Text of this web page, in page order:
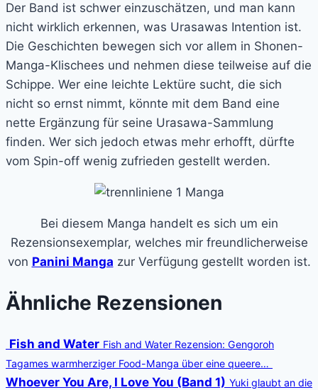
Der Band ist schwer einzuschätzen, und man kann
nicht wirklich erkennen, was Urasawas Intention ist.
Die Geschichten bewegen sich vor allem in Shonen-
Manga-Klischees und nehmen diese teilweise auf die
Schippe. Wer eine leichte Lektüre sucht, die sich
nicht so ernst nimmt, könnte mit dem Band eine
nette Ergänzung für seine Urasawa-Sammlung
finden. Wer sich jedoch etwas mehr erhofft, dürfte
vom Spin-off wenig zufrieden gestellt werden.
Bei diesem Manga handelt es sich um ein
Rezensionsexemplar, welches mir freundlicherweise
von Panini Manga zur Verfügung gestellt worden ist.
Ähnliche Rezensionen
Fish and Water Fish and Water Rezension: Gengoroh
Tagames warmherziger Food-Manga über eine queere…
Whoever You Are, I Love You (Band 1) Yuki glaubt an die